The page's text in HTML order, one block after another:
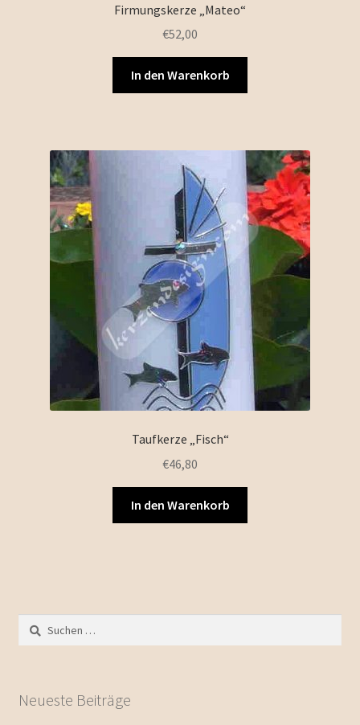
Firmungskerze „Mateo“
€52,00
In den Warenkorb
Taufkerze „Fisch“
€46,80
In den Warenkorb
Suchen
nach:
Neueste Beiträge